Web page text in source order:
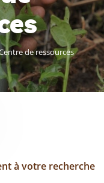
de ressources
à votre recherche